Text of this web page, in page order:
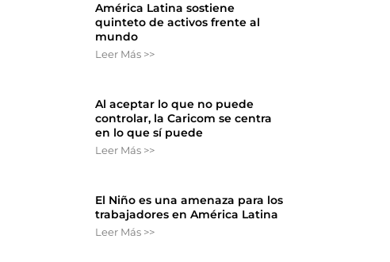
América Latina sostiene
quinteto de activos frente al
mundo
Leer Más >>
Al aceptar lo que no puede
controlar, la Caricom se centra
en lo que sí puede
Leer Más >>
El Niño es una amenaza para los
trabajadores en América Latina
Leer Más >>